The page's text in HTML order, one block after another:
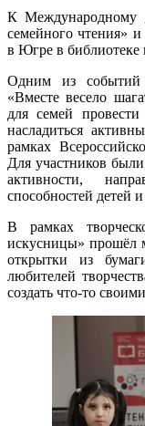
К Международному
семейного чтения»
в Югре в библиотеке
Одним из событий
«Вместе весело
для семей
насладиться
рамках
Для участников
активности,
способностей детей
В рамках
искусницы» прошёл
открытки из
любителей
создать что-то